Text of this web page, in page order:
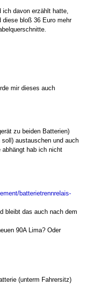
ich davon erzählt hatte,
diese bloß 36 Euro mehr
mir dieses auch
zu beiden Batterien)
austauschen und auch
abhängt hab ich nicht
batterietrennrelais-
bleibt das auch nach dem
90A Lima? Oder
(unterm Fahrersitz)